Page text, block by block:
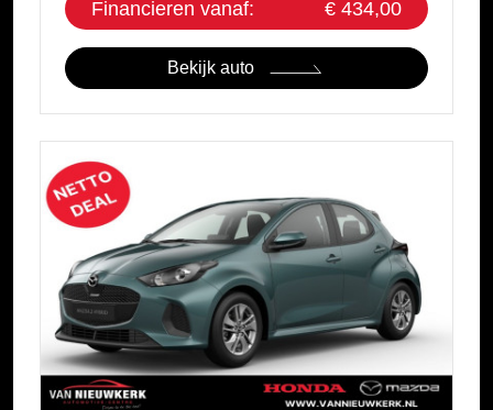
Financieren vanaf: € 434,00
Bekijk auto